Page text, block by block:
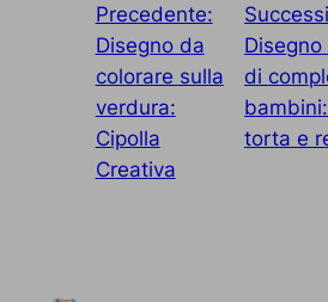
Precedente:
Disegno da
colorare sulla
verdura:
Cipolla
Creativa
di
torta e